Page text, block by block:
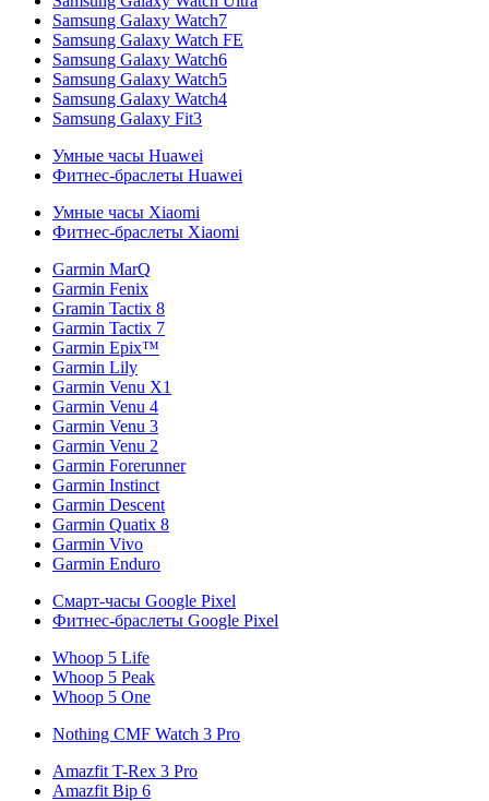
Samsung Galaxy Watch7
Samsung Galaxy Watch FE
Samsung Galaxy Watch6
Samsung Galaxy Watch5
Samsung Galaxy Watch4
Samsung Galaxy Fit3
Умные часы Huawei
Фитнес-браслеты Huawei
Умные часы Xiaomi
Фитнес-браслеты Xiaomi
Garmin MarQ
Garmin Fenix
Gramin Tactix 8
Garmin Tactix 7
Garmin Epix™
Garmin Lily
Garmin Venu X1
Garmin Venu 4
Garmin Venu 3
Garmin Venu 2
Garmin Forerunner
Garmin Instinct
Garmin Descent
Garmin Quatix 8
Garmin Vivo
Garmin Enduro
Смарт-часы Google Pixel
Фитнес-браслеты Google Pixel
Whoop 5 Life
Whoop 5 Peak
Whoop 5 One
Nothing CMF Watch 3 Pro
Amazfit T-Rex 3 Pro
Amazfit Bip 6